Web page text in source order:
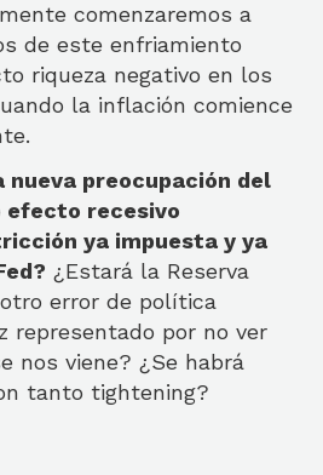
comenzaremos a
de este enfriamiento
riqueza negativo en los
la inflación comience
nueva preocupación del
efecto recesivo
ya impuesta y ya
¿Estará la Reserva
error de política
representado por no ver
nos viene? ¿Se habrá
tanto tightening?